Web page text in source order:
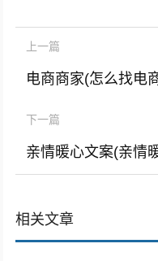
上一篇
电商商家(怎么找电
下一篇
亲情暖心文案(亲情
相关文章